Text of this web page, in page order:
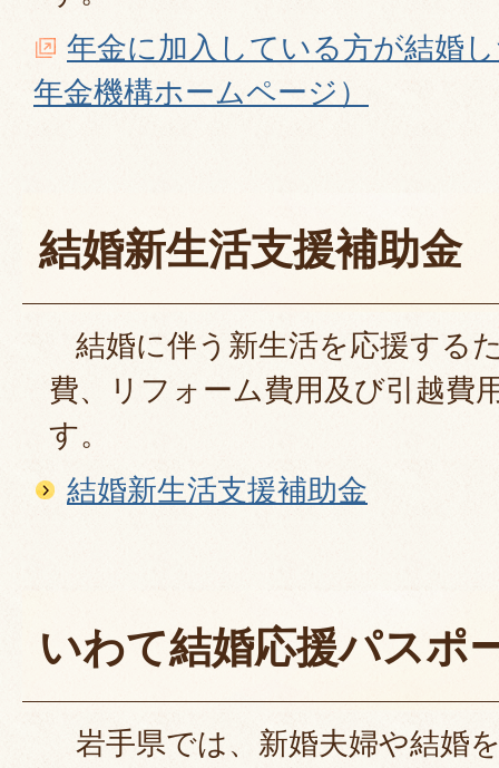
年金に加入している方が結婚
年金機構ホームページ）
結婚新生活支援補助金
結婚に伴う新生活を応援する
費、リフォーム費用及び引越費
す。
結婚新生活支援補助金
いわて結婚応援パスポ
岩手県では、新婚夫婦や結婚